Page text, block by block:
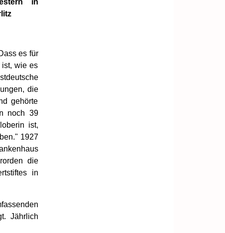
in
es für
ist, wie es
die
gehörte
noch 39
ist,
1927
die
in
Jährlich